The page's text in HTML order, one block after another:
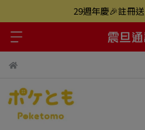
29週年慶🎉註冊